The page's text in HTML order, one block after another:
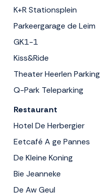
K+R Stationsplein
Parkeergarage de Leim
GK1-1
Kiss&Ride
Theater Heerlen Parking
Q-Park Teleparking
Restaurant
Hotel De Herbergier
Eetcafé A ge Pannes
De Kleine Koning
Bie Jeanneke
De Aw Geul